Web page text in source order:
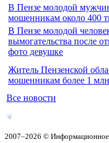
В Пензе молодой
мошенникам около 400
В Пензе молодой
вымогательства после
фото девушке
Житель Пензенской
мошенникам более 1
Все новости
2007–2026 © Информационное